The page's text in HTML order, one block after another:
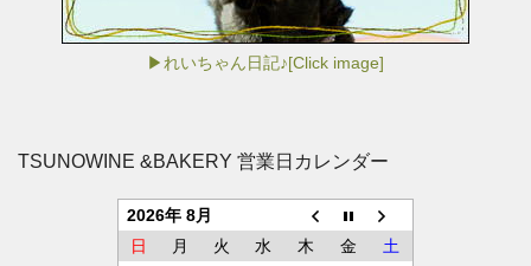
▶れいちゃん日記♪[Click image]
TSUNOWINE &BAKERY 営業日カレンダー
2026年 8月
日
月 火 水 木 金
土